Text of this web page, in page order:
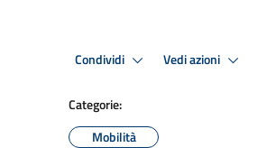
Condividi Vedi azioni
Categorie:
Mobilità